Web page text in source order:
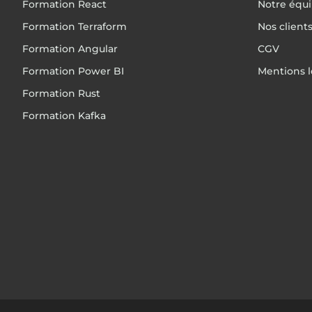
Formation React
Formation Terraform
Formation Angular
Formation Power BI
Formation Rust
Formation Kafka
Notre
Nos clients
CGV
Mentions